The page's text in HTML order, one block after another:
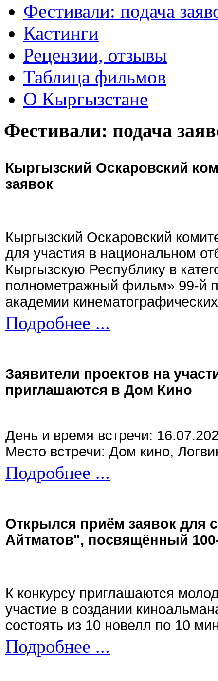
Фестивали: подача
Кастинги
Рецензии, отзывы
Таблица фильмов
О Кыргызстане
Фестивали: подача
Кыргызский Оскаровский
заявок
Кыргызский Оскаровский
для участия в национальном
Кыргызскую Республику в
полнометражный фильм» 99-й
академии
Подробнее ...
Заявители проектов на
приглашаются в Дом Кино
День и время встречи:
Место встречи: Дом кино,
Подробнее ...
Открылся приём заявок для
Айтматов", посвящённый
К конкурсу приглашаются
участие в создании
состоять из 10 новелл по 10
Подробнее ...